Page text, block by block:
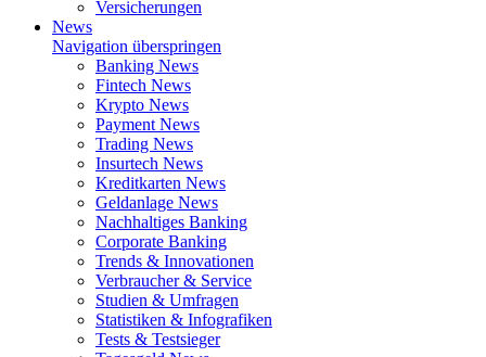
Versicherungen
News
Navigation überspringen
Banking News
Fintech News
Krypto News
Payment News
Trading News
Insurtech News
Kreditkarten News
Geldanlage News
Nachhaltiges Banking
Corporate Banking
Trends & Innovationen
Verbraucher & Service
Studien & Umfragen
Statistiken & Infografiken
Tests & Testsieger